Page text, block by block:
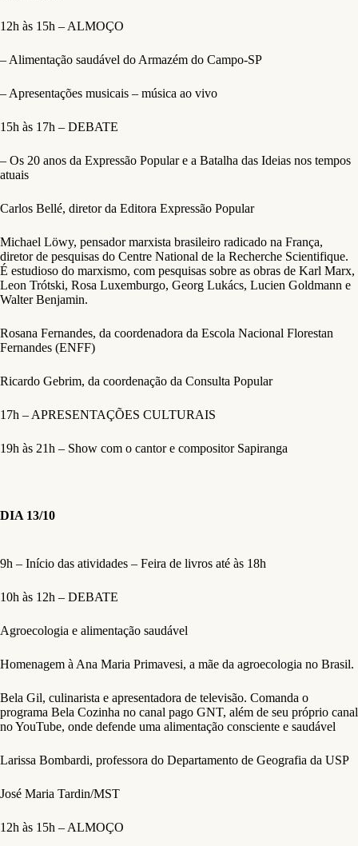
12h às 15h – ALMOÇO
– Alimentação saudável do Armazém do Campo-SP
– Apresentações musicais – música ao vivo
15h às 17h – DEBATE
– Os 20 anos da Expressão Popular e a Batalha das Ideias nos tempos
atuais
Carlos Bellé, diretor da Editora Expressão Popular
Michael Löwy, pensador marxista brasileiro radicado na França,
diretor de pesquisas do Centre National de la Recherche Scientifique.
É estudioso do marxismo, com pesquisas sobre as obras de Karl Marx,
Leon Trótski, Rosa Luxemburgo, Georg Lukács, Lucien Goldmann e
Walter Benjamin.
Rosana Fernandes, da coordenadora da Escola Nacional Florestan
Fernandes (ENFF)
Ricardo Gebrim, da coordenação da Consulta Popular
17h – APRESENTAÇÕES CULTURAIS
19h às 21h – Show com o cantor e compositor Sapiranga
DIA 13/10
9h – Início das atividades – Feira de livros até às 18h
10h às 12h – DEBATE
Agroecologia e alimentação saudável
Homenagem à Ana Maria Primavesi, a mãe da agroecologia no Brasil.
Bela Gil, culinarista e apresentadora de televisão. Comanda o
programa Bela Cozinha no canal pago GNT, além de seu próprio canal
no YouTube, onde defende uma alimentação consciente e saudável
Larissa Bombardi, professora do Departamento de Geografia da USP
José Maria Tardin/MST
12h às 15h – ALMOÇO